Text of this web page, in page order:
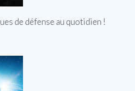
de défense au quotidien !